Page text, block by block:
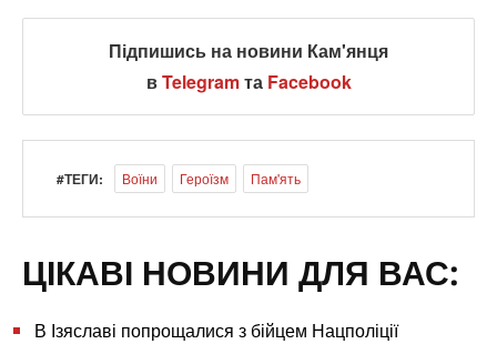
Підпишись на новини Кам'янця
вTelegramта Facebook
#ТЕГИ: Воїни Героїзм Пам'ять
ЦІКАВІ НОВИНИ ДЛЯ ВАС:
В Ізяславі попрощалися з бійцем Нацполіції